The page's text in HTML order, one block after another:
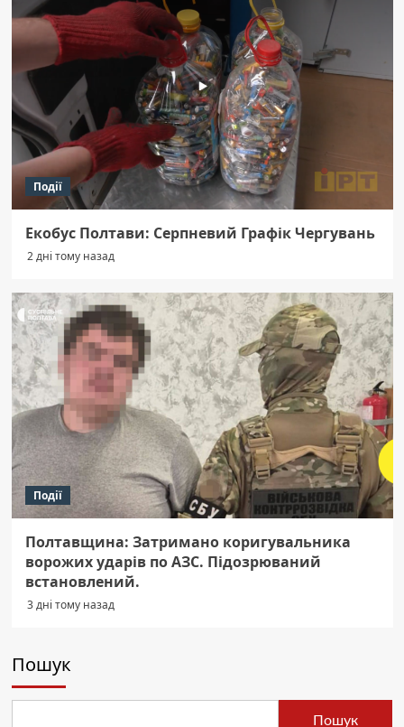
Події
Екобус Полтави: Серпневий Графік Чергувань
2 дні тому назад
Події
Полтавщина: Затримано коригувальника
ворожих ударів по АЗС. Підозрюваний
встановлений.
3 дні тому назад
Пошук
Пошук